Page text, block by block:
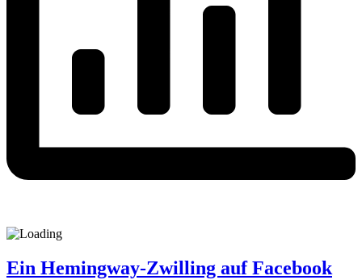
Ein Hemingway-Zwilling auf Facebook